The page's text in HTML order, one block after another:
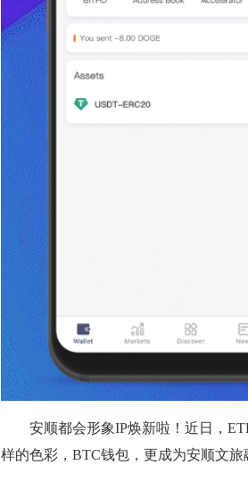
安顺都会形象IP焕新啦！近日，
样的色彩，BTC钱包，更成为安顺文